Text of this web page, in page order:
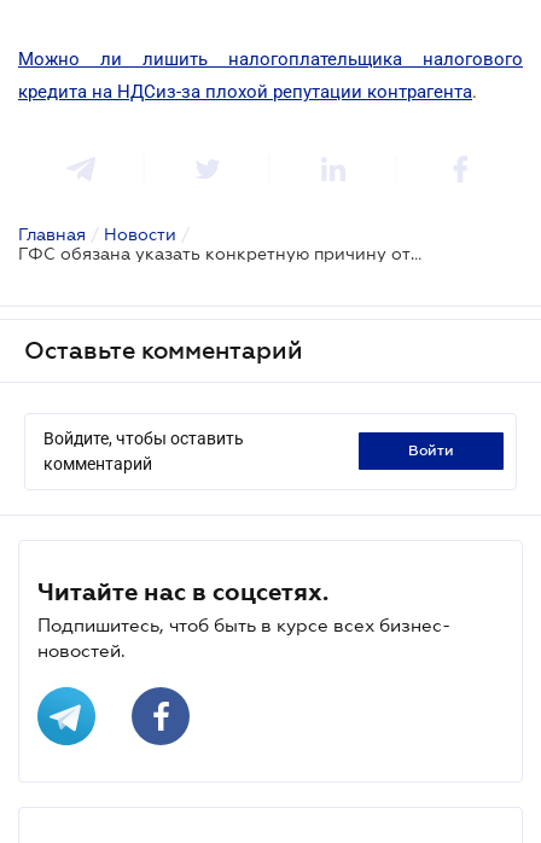
Можно ли лишить налогоплательщика налогового
кредита на НДСиз-за плохой репутации контрагента.
Главная / Новости /
ГФС обязана указать конкретную причину отказа в регистрации налоговой накладной: решение ВС
Оставьте комментарий
Войдите, чтобы оставить
комментарий
войти
Читайте нас в соцсетях.
Подпишитесь, чтоб быть в курсе всех бизнес-
новостей.